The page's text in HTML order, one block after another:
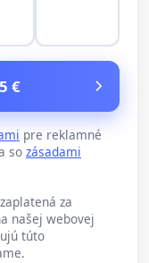
€
pre reklamné
so zásadami
za
našej webovej
túto